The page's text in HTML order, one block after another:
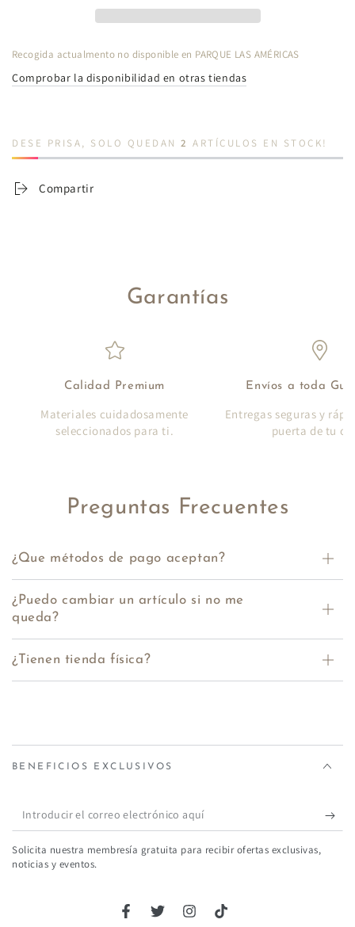
Recogida actualmento no disponible en PARQUE LAS AMÉRICAS
Comprobar la disponibilidad en otras tiendas
DESE PRISA, SOLO QUEDAN 2 ARTÍCULOS EN STOCK!
Compartir
Garantías
Calidad Premium
Materiales cuidadosamente
seleccionados para ti.
Envíos a toda
Entregas seguras y
puerta de tu
Preguntas Frecuentes
¿Que métodos de pago aceptan?
¿Puedo cambiar un artículo si no me
queda?
¿Tienen tienda física?
BENEFICIOS EXCLUSIVOS
Introducir
el
correo
Solicita nuestra membresía gratuita para recibir ofertas exclusivas,
noticias y eventos.
FacebookTwitterInstagramTikTok